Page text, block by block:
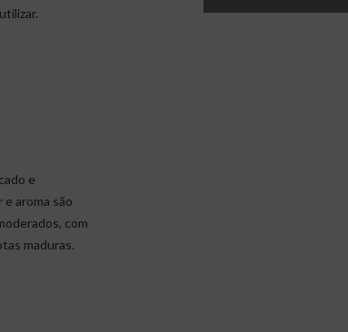
e
e aroma são
com
maduras.